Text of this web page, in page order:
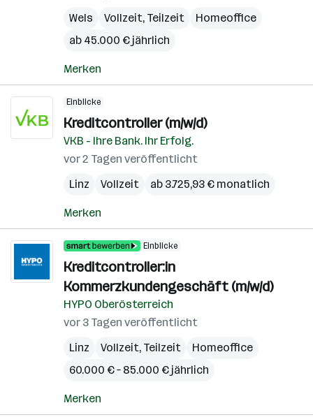
Wels
Vollzeit, Teilzeit
Homeoffice
ab 45.000 € jährlich
Merken
Einblicke
Kreditcontroller (m/w/d)
VKB - Ihre Bank. Ihr Erfolg.
vor 2 Tagen veröffentlicht
Linz
Vollzeit ab 3.725,93 € monatlich
Merken
Einblicke
Kreditcontroller:in
Kommerzkundengeschäft (m/w/d)
HYPO Oberösterreich
vor 3 Tagen veröffentlicht
Linz
Vollzeit, Teilzeit
Homeoffice
60.000 € – 85.000 € jährlich
Merken